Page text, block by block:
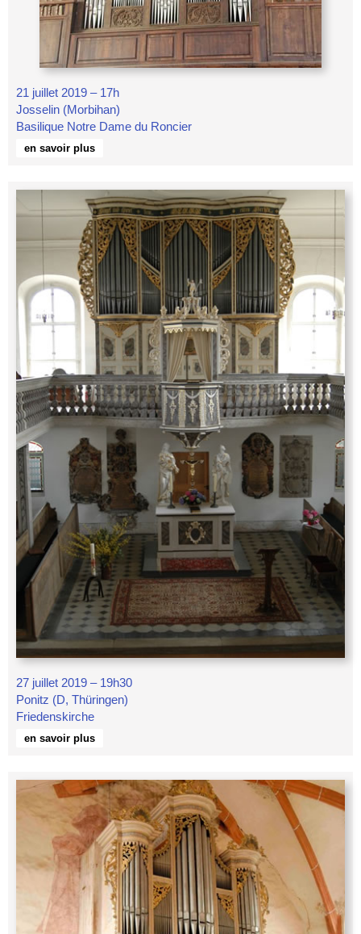
21 juillet 2019 – 17h
Josselin (Morbihan)
Basilique Notre Dame du Roncier
en savoir plus
27 juillet 2019 – 19h30
Ponitz (D, Thüringen)
Friedenskirche
en savoir plus